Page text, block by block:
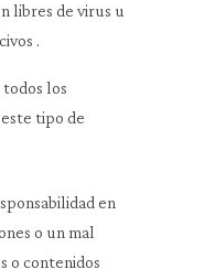
libres de virus u
.
los
tipo de
en
o un mal
o contenidos